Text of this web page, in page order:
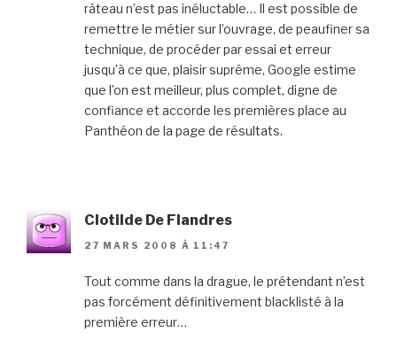
râteau n’est pas inéluctable… Il est possible de
remettre le métier sur l’ouvrage, de peaufiner sa
technique, de procéder par essai et erreur
jusqu’à ce que, plaisir suprême, Google estime
que l’on est meilleur, plus complet, digne de
confiance et accorde les premières place au
Panthéon de la page de résultats.
Clotilde De Flandres
27 MARS 2008 À 11:47
Tout comme dans la drague, le prétendant n’est
pas forcément définitivement blacklisté à la
première erreur…